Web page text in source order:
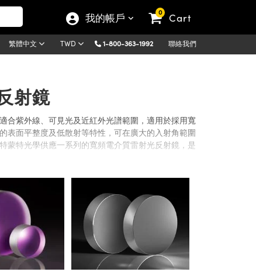
我的帳戶 0 Cart
繁體中文 TWD 1-800-363-1992 聯絡我們
射鏡
合紫外線、可見光及近紅外光譜範圍，適用於採用寬
表面平整度及低散射等特性，可在廣大的入射角範圍
蒙特光學供應一系列的寬頻電介質雷射光反射鏡，是